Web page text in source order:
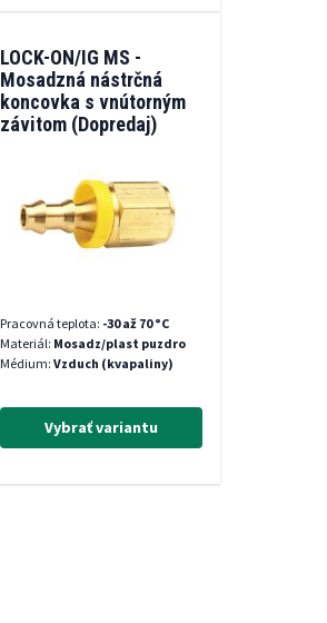
LOCK-ON/IG MS -
Mosadzná nástrčná
koncovka s vnútorným
závitom (Dopredaj)
Pracovná teplota: -30 až 70 °C
Materiál: Mosadz/plast puzdro
Médium: Vzduch (kvapaliny)
Vybrať variantu